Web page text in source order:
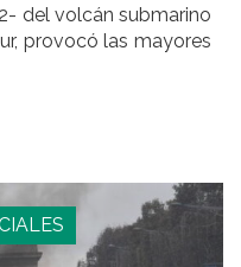
del volcán submarino
provocó las mayores